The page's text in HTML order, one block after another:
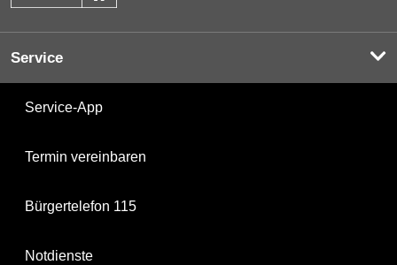
Service
Service-App
Termin vereinbaren
Bürgertelefon 115
Notdienste